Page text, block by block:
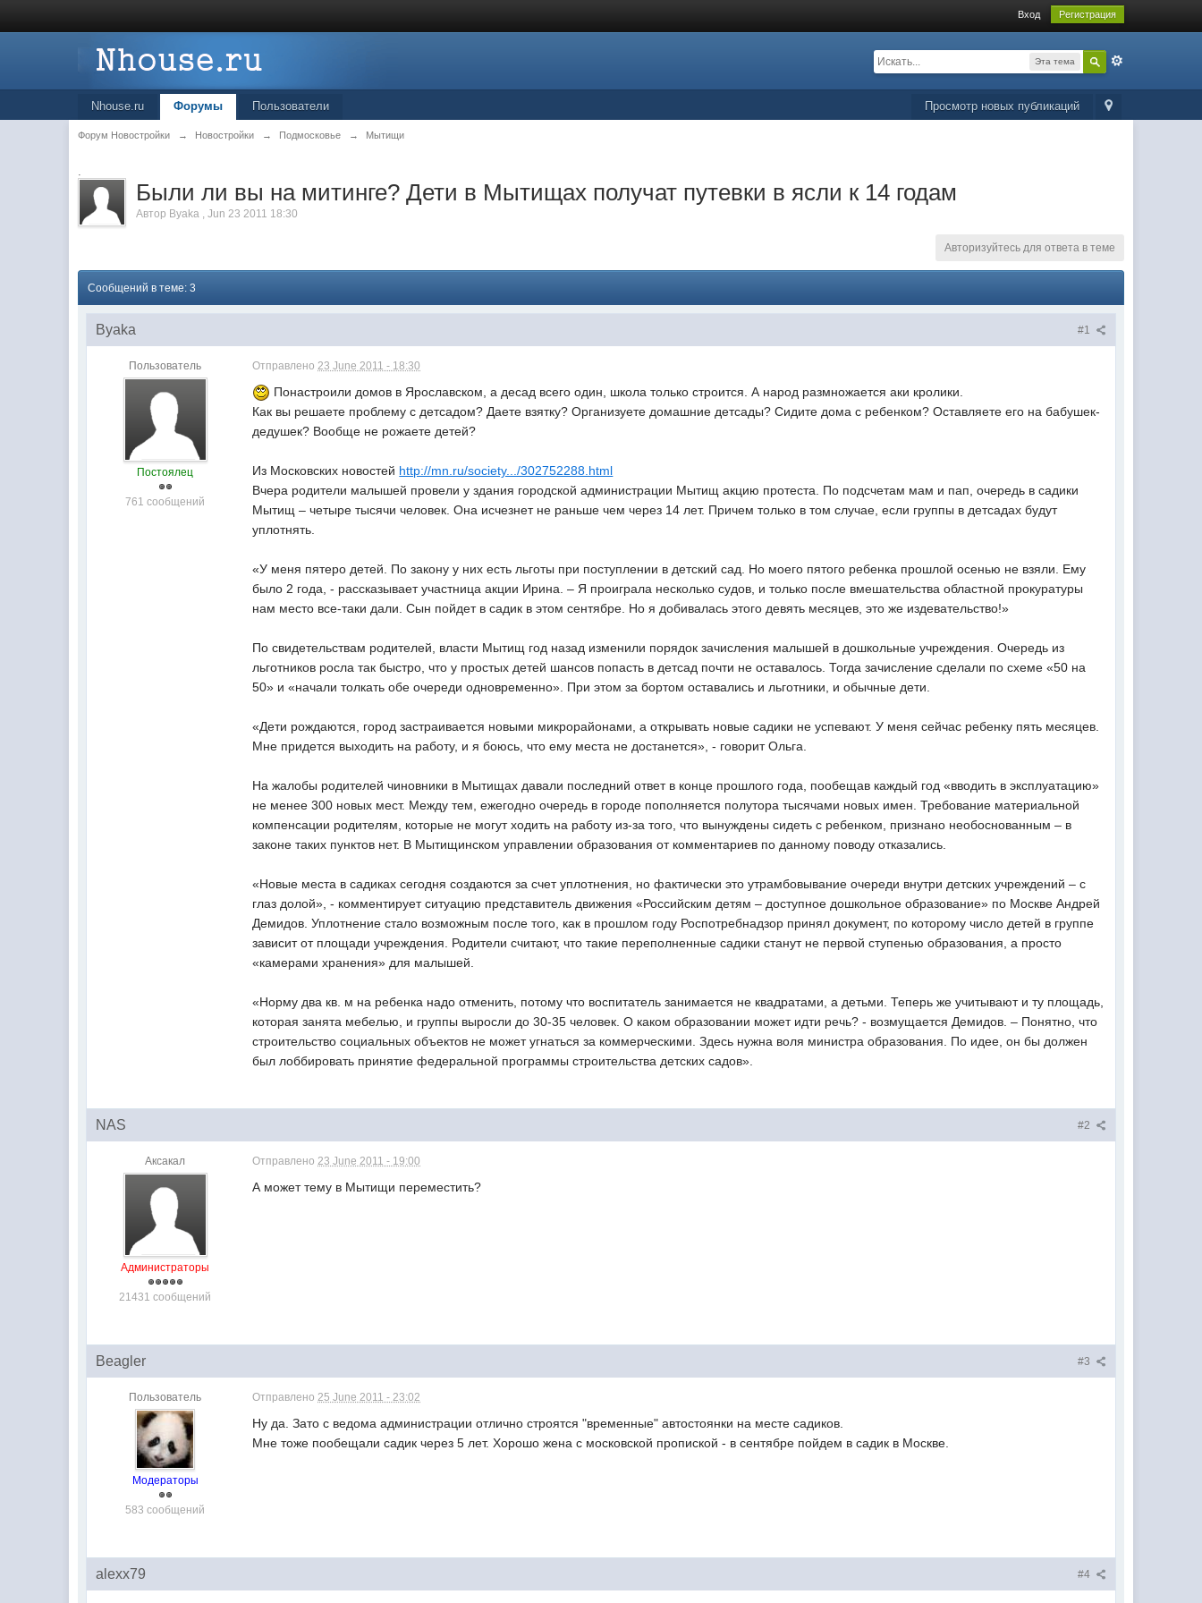
Вход Регистрация
Эта тема
Просмотр новых публикаций
Nhouse.ru Форумы Пользователи
Форум Новостройки → Новостройки → Подмосковье → Мытищи
.
Были ли вы на митинге? Дети в Мытищах получат путевки в ясли к 14 годам
Автор Byaka ,Jun 23 2011 18:30
Авторизуйтесь для ответа в теме
Сообщений в теме: 3
#1
Byaka
Пользователь
Постоялец
761 сообщений
Отправлено23 June 2011 - 18:30
Понастроили домов в Ярославском, а десад всего один, школа только строится. А народ размножается аки кролики.
Как вы решаете проблему с детсадом? Даете взятку? Организуете домашние детсады? Сидите дома с ребенком? Оставляете его на бабушек-
дедушек? Вообще не рожаете детей?
Из Московских новостей http://mn.ru/society.../302752288.html
Вчера родители малышей провели у здания городской администрации Мытищ акцию протеста. По подсчетам мам и пап, очередь в садики
Мытищ – четыре тысячи человек. Она исчезнет не раньше чем через 14 лет. Причем только в том случае, если группы в детсадах будут
уплотнять.
«У меня пятеро детей. По закону у них есть льготы при поступлении в детский сад. Но моего пятого ребенка прошлой осенью не взяли. Ему
было 2 года, - рассказывает участница акции Ирина. – Я проиграла несколько судов, и только после вмешательства областной прокуратуры
нам место все-таки дали. Сын пойдет в садик в этом сентябре. Но я добивалась этого девять месяцев, это же издевательство!»
По свидетельствам родителей, власти Мытищ год назад изменили порядок зачисления малышей в дошкольные учреждения. Очередь из
льготников росла так быстро, что у простых детей шансов попасть в детсад почти не оставалось. Тогда зачисление сделали по схеме «50 на
50» и «начали толкать обе очереди одновременно». При этом за бортом оставались и льготники, и обычные дети.
«Дети рождаются, город застраивается новыми микрорайонами, а открывать новые садики не успевают. У меня сейчас ребенку пять месяцев.
Мне придется выходить на работу, и я боюсь, что ему места не достанется», - говорит Ольга.
На жалобы родителей чиновники в Мытищах давали последний ответ в конце прошлого года, пообещав каждый год «вводить в эксплуатацию»
не менее 300 новых мест. Между тем, ежегодно очередь в городе пополняется полутора тысячами новых имен. Требование материальной
компенсации родителям, которые не могут ходить на работу из-за того, что вынуждены сидеть с ребенком, признано необоснованным – в
законе таких пунктов нет. В Мытищинском управлении образования от комментариев по данному поводу отказались.
«Новые места в садиках сегодня создаются за счет уплотнения, но фактически это утрамбовывание очереди внутри детских учреждений – с
глаз долой», - комментирует ситуацию представитель движения «Российским детям – доступное дошкольное образование» по Москве Андрей
Демидов. Уплотнение стало возможным после того, как в прошлом году Роспотребнадзор принял документ, по которому число детей в группе
зависит от площади учреждения. Родители считают, что такие переполненные садики станут не первой ступенью образования, а просто
«камерами хранения» для малышей.
«Норму два кв. м на ребенка надо отменить, потому что воспитатель занимается не квадратами, а детьми. Теперь же учитывают и ту площадь,
которая занята мебелью, и группы выросли до 30-35 человек. О каком образовании может идти речь? - возмущается Демидов. – Понятно, что
строительство социальных объектов не может угнаться за коммерческими. Здесь нужна воля министра образования. По идее, он бы должен
был лоббировать принятие федеральной программы строительства детских садов».
#2
NAS
Аксакал
Администраторы
21431 сообщений
Отправлено23 June 2011 - 19:00
А может тему в Мытищи переместить?
#3
Beagler
Пользователь
Модераторы
583 сообщений
Отправлено25 June 2011 - 23:02
Ну да. Зато с ведома администрации отлично строятся "временные" автостоянки на месте садиков.
Мне тоже пообещали садик через 5 лет. Хорошо жена с московской пропиской - в сентябре пойдем в садик в Москве.
#4
alexx79